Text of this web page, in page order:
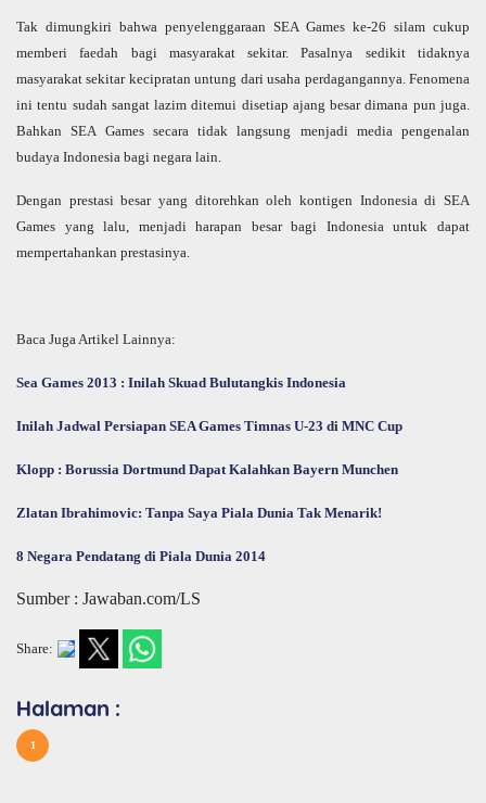
Tak dimungkiri bahwa penyelenggaraan SEA Games ke-26 silam cukup
memberi faedah bagi masyarakat sekitar. Pasalnya sedikit tidaknya
masyarakat sekitar kecipratan untung dari usaha perdagangannya. Fenomena
ini tentu sudah sangat lazim ditemui disetiap ajang besar dimana pun juga.
Bahkan SEA Games secara tidak langsung menjadi media pengenalan
budaya Indonesia bagi negara lain.
Dengan prestasi besar yang ditorehkan oleh kontigen Indonesia di SEA
Games yang lalu, menjadi harapan besar bagi Indonesia untuk dapat
mempertahankan prestasinya.
Baca Juga Artikel Lainnya:
Sea Games 2013 : Inilah Skuad Bulutangkis Indonesia
Inilah Jadwal Persiapan SEA Games Timnas U-23 di MNC Cup
Klopp : Borussia Dortmund Dapat Kalahkan Bayern Munchen
Zlatan Ibrahimovic: Tanpa Saya Piala Dunia Tak Menarik!
8 Negara Pendatang di Piala Dunia 2014
Sumber : Jawaban.com/LS
Share:
Halaman :
1